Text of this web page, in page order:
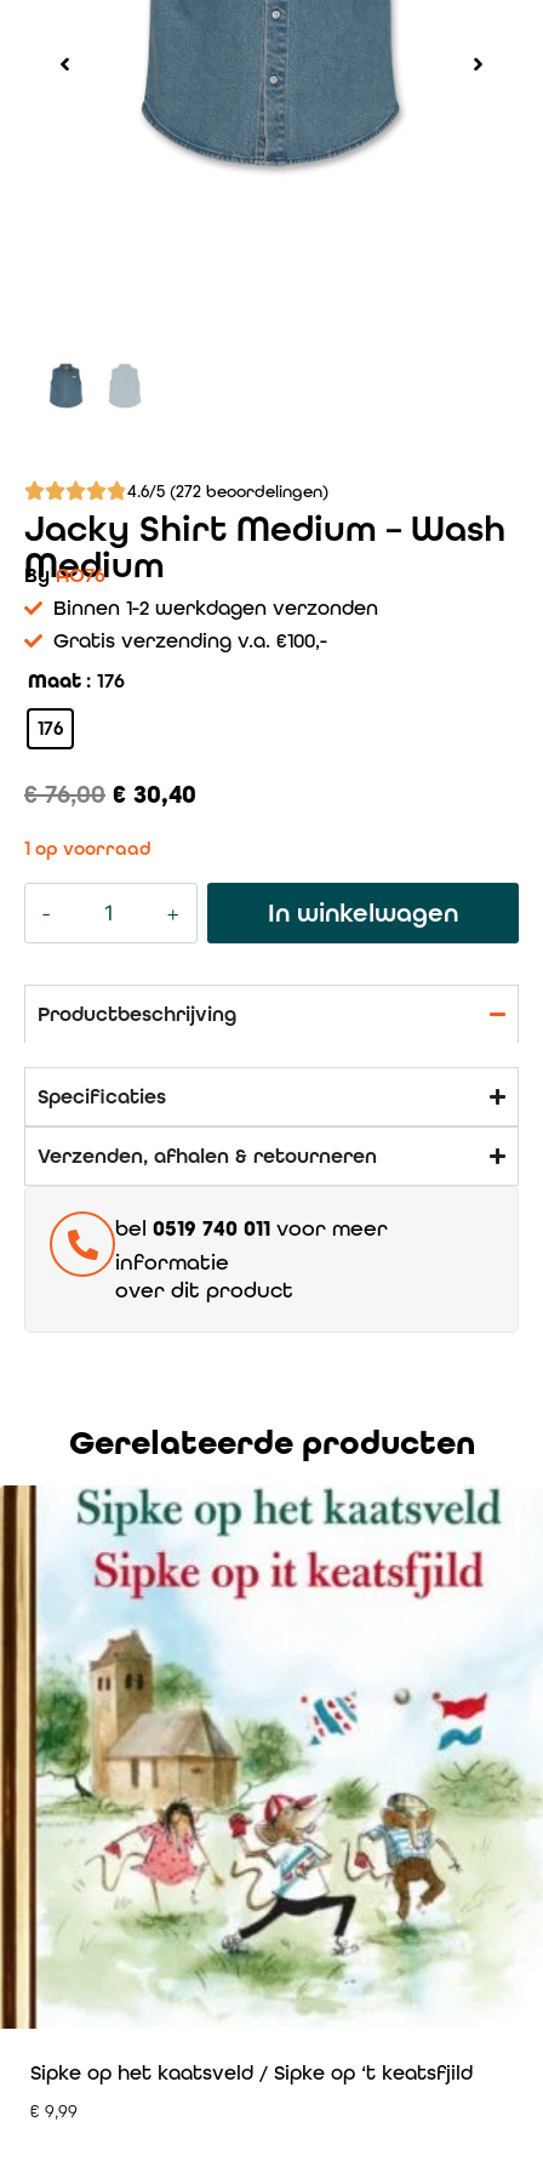
4.6/5 (272 beoordelingen)
Jacky Shirt Medium – Wash
Medium
ByAO76
Binnen 1-2 werkdagen verzonden
Gratis verzending v.a. €100,-
Maat : 176
176
€76,00 € 30,40
1 op voorraad
In winkelwagen
Productbeschrijving
Specificaties
Verzenden, afhalen & retourneren
bel 0519 740 011 voor meer
informatie
over dit product
Gerelateerde producten
Sipke op het kaatsveld / Sipke op ‘t keatsfjild
€ 9,99